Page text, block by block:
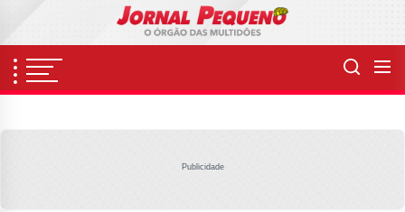
content
Publicidade